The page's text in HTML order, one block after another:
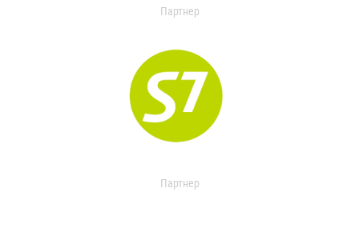
Партнер
Партнер